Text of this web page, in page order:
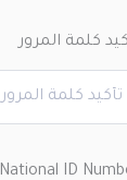
كلمة المرور
National ID